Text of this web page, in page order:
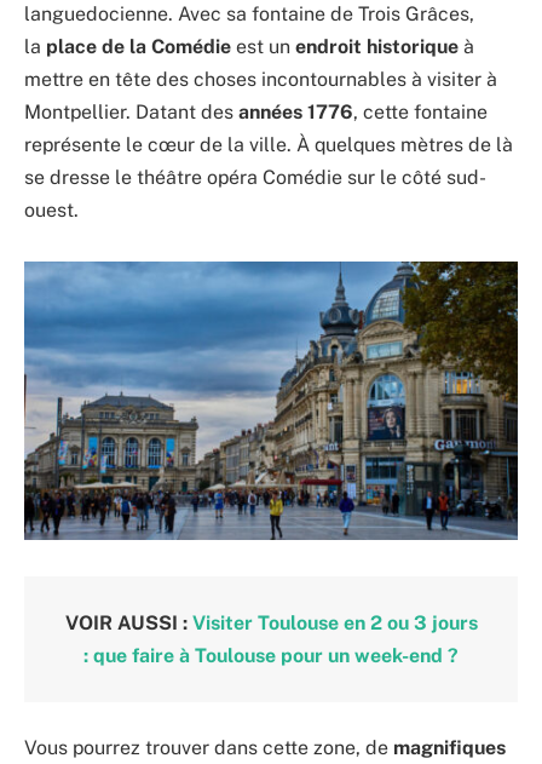
languedocienne. Avec sa fontaine de Trois Grâces,
la place de la Comédie est un endroit historique à
mettre en tête des choses incontournables à visiter à
Montpellier. Datant des années 1776, cette fontaine
représente le cœur de la ville. À quelques mètres de là
se dresse le théâtre opéra Comédie sur le côté sud-
ouest.
VOIR AUSSI : Visiter Toulouse en 2 ou 3 jours
: que faire à Toulouse pour un week-end ?
Vous pourrez trouver dans cette zone, de magnifiques